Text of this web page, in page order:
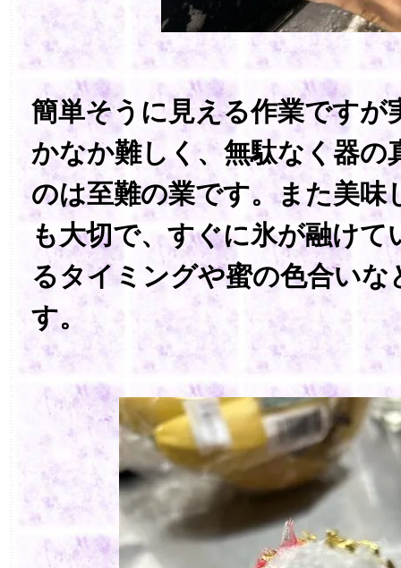
簡単そうに見える作業ですが
かなか難しく、無駄なく器の
のは至難の業です。また美味
も大切で、すぐに氷が融けて
るタイミングや蜜の色合いな
す。